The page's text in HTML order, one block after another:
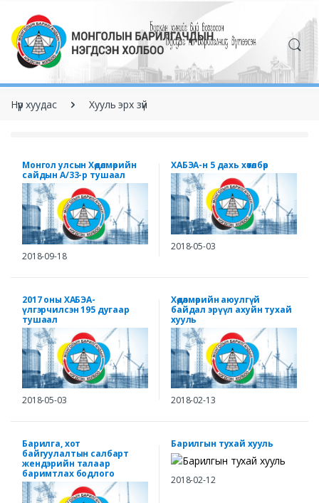
Нүүр хуудас Хууль эрх зүй
Монгол улсын Хөдөлмөрийн
сайдын А/33-р тушаал
2018-09-18
ХАБЭА-н 5 дахь хөтөлбөр
2018-05-03
2017 оны ХАБЭА-
үлгэрчилсэн 195 дугаар
тушаал
2018-05-03
Хөдөлмөрийн аюулгүй
байдал эрүүл ахуйн тухай
хууль
2018-02-13
Барилга, хот
байгуулалтын салбарт
жендэрийн талаар
баримтлах бодлого
Барилгын тухай хууль
2018-02-12